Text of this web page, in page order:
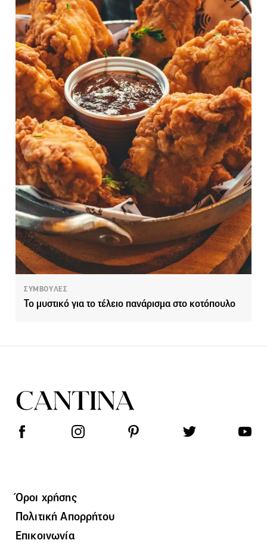
ΣΥΜΒΟΥΛΕΣ
Το μυστικό για το τέλειο πανάρισμα στο κοτόπουλο
Όροι χρήσης
Πολιτική Απορρήτου
Επικοινωνία